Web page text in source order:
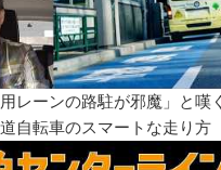
用レーンの路駐が邪魔」と嘆
自転車のスマートな走り方